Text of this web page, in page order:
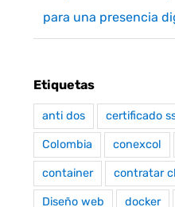
para una presencia
Etiquetas
anti dos certificado
Colombia conexcol
container contratar
Diseño web docker